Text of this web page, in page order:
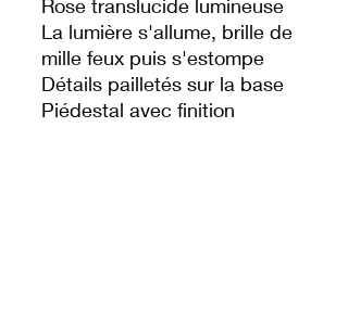
Rose translucide lumineuse
La lumière s'allume, brille de
mille feux puis s'estompe
Détails pailletés sur la base
Piédestal avec finition